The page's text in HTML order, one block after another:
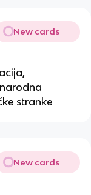
New cards
stranke
New cards